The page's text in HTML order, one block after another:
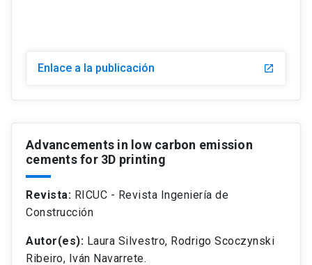
Enlace a la publicación
Advancements in low carbon emission
cements for 3D printing
Revista: RICUC - Revista Ingeniería de
Construcción
Autor(es): Laura Silvestro, Rodrigo Scoczynski
Ribeiro, Iván Navarrete.